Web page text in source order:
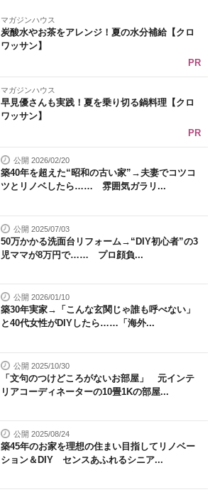
マガジンハウス
炭酸水やお茶をアレンジ！夏の水分補給【クロ
ワッサン】
PR
マガジンハウス
早見優さんも実践！夏を乗り切る鍋料理【クロ
ワッサン】
PR
公開 2026/02/20
築40年を超えた“昭和の古い家”→夫妻でコツコ
ツとリノベしたら…… 雰囲気ガラリ...
公開 2025/07/03
50万かかる洗面台リフォーム→“DIY初心者”の3
児ママが8万円で…… プロ顔負...
公開 2026/01/10
築30年実家→「こんな玄関じゃ誰も呼べない」
と40代女性がDIYしたら……「海外...
公開 2025/10/30
「文句のつけどころがないお部屋」 元インテ
リアコーディネーターの10畳1Kの部屋...
公開 2025/08/24
築45年のお家を理想の住まい目指してリノベー
ション＆DIY センスあふれるシニア...